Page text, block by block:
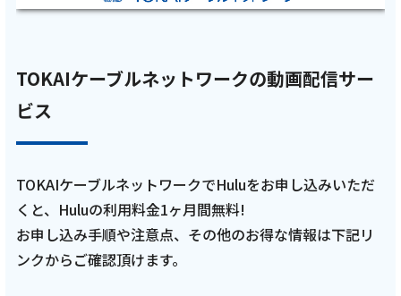
テレビ
岡をゆる～く走りませんか？：2026年 市原市
編猫ひろしさんの地元市原市を巡るRUN！
2026年2月17日
TOKAIケーブルネットワークの動画配信サー
ビス
TOKAIケーブルネットワークでHuluをお申し込みいただ
くと、Huluの利用料金1ヶ月間無料!
お申し込み手順や注意点、その他のお得な情報は下記リ
ンクからご確認頂けます。